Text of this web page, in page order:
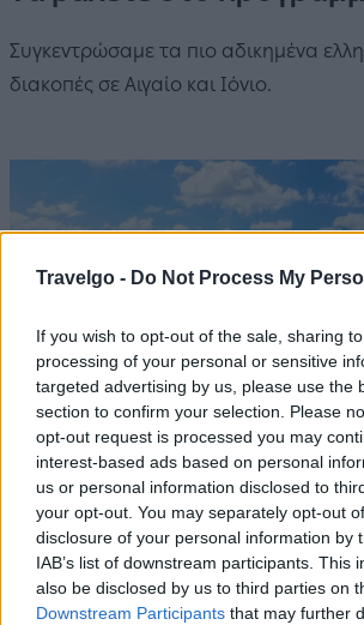
Travelgo - Do Not Process My
If you wish to opt-out of the sale, sharing
processing of your personal or sensitive
targeted advertising by us, please use the
section to confirm your selection. Please
opt-out request is processed you may
interest-based ads based on personal
us or personal information disclosed to
your opt-out. You may separately opt-out
disclosure of your personal information by
IAB’s list of downstream participants. This
also be disclosed by us to third parties on
Downstream Participants that may further
Συγκεντρώσαμε τα πιο αδικημένα
διακοπές σε Αιγαίο και Ιόνιο.
BEST OF
Times: 25 «μυστικοί»
στην Ελλάδα για το